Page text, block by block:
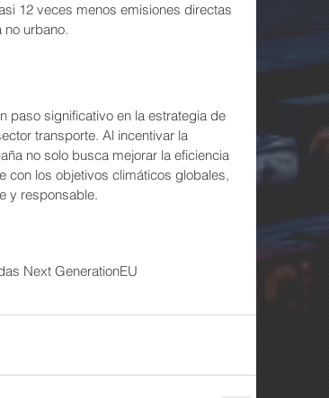
12 veces menos emisiones directas
urbano.
paso significativo en la estrategia de
transporte. Al incentivar la
no solo busca mejorar la eficiencia
con los objetivos climáticos globales,
y responsable.
Next GenerationEU